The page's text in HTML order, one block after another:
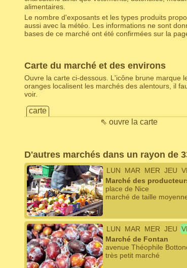
alimentaires.
Le nombre d'exposants et les types produits
aussi avec la météo. Les informations ne sont
bases de ce marché ont été confirmées sur la
Carte du marché et des environs
Ouvre la carte ci-dessous. L'icône brune marque
oranges localisent les marchés des alentours, il
voir.
carte
⇖ ouvre la carte
D'autres marchés dans un rayon de
LUN MAR MER JEU
Marché des
place de Nice
marché de taille
LUN MAR MER JEU
Marché de Fontan
avenue Théophile
très petit marché